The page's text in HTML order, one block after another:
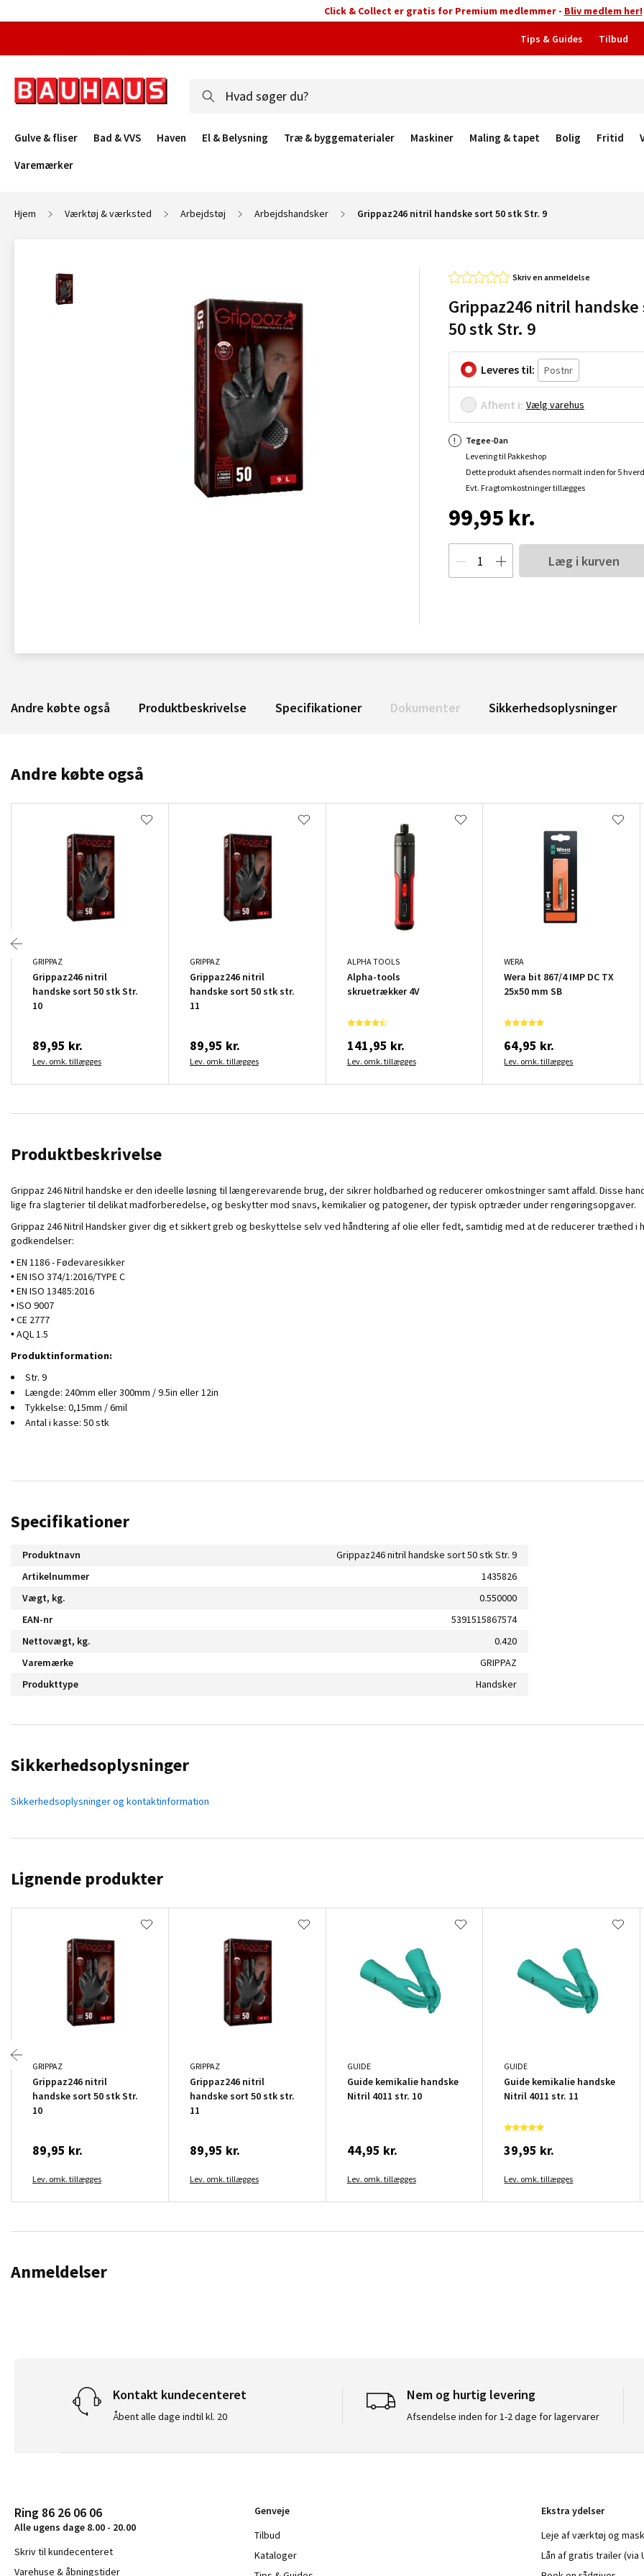
Click & Collect er gratis for Premium medlemmer - Bliv medlem her!
Tips & Guides Tilbud
Gulve & fliser Bad & VVS Haven El & Belysning Træ & byggematerialer Maskiner Maling & tapet Bolig Fritid
Varemærker
Hjem Værktøj & værksted Arbejdstøj Arbejdshandsker Grippaz246 nitril handske sort 50 stk Str. 9
Skriv en anmeldelse
Grippaz246 nitril
50 stk Str. 9
Leveres til:
Afhent i: Vælg varehus
Tegee-Dan
Levering til Pakkeshop
Dette produkt afsendes normalt inden for 5
Evt. Fragtomkostninger tillægges
99,95 kr.
Læg i kurven
Andre købte også Produktbeskrivelse Specifikationer Dokumenter Sikkerhedsoplysninger
Andre købte også
GRIPPAZ
Grippaz246 nitril
handske sort 50 stk Str.
10
89,95 kr.
Lev. omk. tillægges
GRIPPAZ
Grippaz246 nitril
handske sort 50 stk str.
11
89,95 kr.
Lev. omk. tillægges
ALPHA TOOLS
Alpha-tools
skruetrækker 4V
141,95 kr.
Lev. omk. tillægges
WERA
Wera bit 867/4 IMP DC TX
25x50 mm SB
64,95 kr.
Lev. omk. tillægges
Produktbeskrivelse
Grippaz 246 Nitril handske er den ideelle løsning til længerevarende brug, der sikrer holdbarhed og reducerer omkostninger samt affald. Disse
lige fra slagterier til delikat madforberedelse, og beskytter mod snavs, kemikalier og patogener, der typisk optræder under rengøringsopgaver.
Grippaz 246 Nitril Handsker giver dig et sikkert greb og beskyttelse selv ved håndtering af olie eller fedt, samtidig med at de reducerer træthed
godkendelser:
• EN 1186 - Fødevaresikker
• EN ISO 374/1:2016/TYPE C
• EN ISO 13485:2016
• ISO 9007
• CE 2777
• AQL 1.5
Produktinformation:
Str. 9
Længde: 240mm eller 300mm / 9.5in eller 12in
Tykkelse: 0,15mm / 6mil
Antal i kasse: 50 stk
Specifikationer
Produktnavn
Grippaz246 nitril handske sort 50 stk Str. 9
Artikelnummer
1435826
Vægt, kg.
0.550000
EAN-nr
5391515867574
Nettovægt, kg.
0.420
Varemærke
GRIPPAZ
Produkttype
Handsker
Sikkerhedsoplysninger
Sikkerhedsoplysninger og kontaktinformation
Lignende produkter
GRIPPAZ
Grippaz246 nitril
handske sort 50 stk Str.
10
89,95 kr.
Lev. omk. tillægges
GRIPPAZ
Grippaz246 nitril
handske sort 50 stk str.
11
89,95 kr.
Lev. omk. tillægges
GUIDE
Guide kemikalie handske
Nitril 4011 str. 10
44,95 kr.
Lev. omk. tillægges
GUIDE
Guide kemikalie handske
Nitril 4011 str. 11
39,95 kr.
Lev. omk. tillægges
Anmeldelser
Kontakt kundecenteret
Åbent alle dage indtil kl. 20
Nem og hurtig levering
Afsendelse inden for 1-2 dage for lagervarer
Ring 86 26 06 06
Alle ugens dage 8.00 - 20.00
Skriv til kundecenteret
Varehuse & åbningstider
Genveje
Tilbud
Kataloger
Ekstra ydelser
Leje af værktøj og
Lån af gratis trailer (via